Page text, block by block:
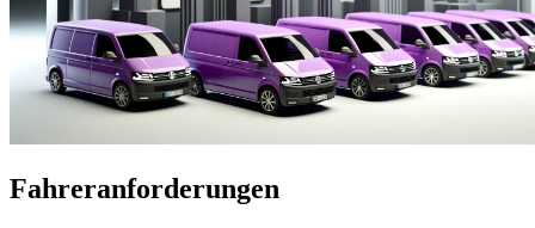
Fahreranforderungen